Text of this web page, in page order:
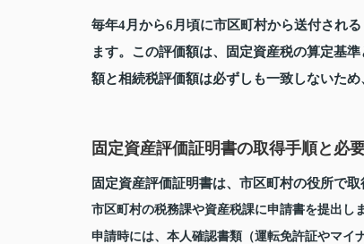
毎年4月から6月頃に市区町村から送付され
ます。この評価額は、固定資産税の算定基
額と相続税評価額は必ずしも一致しないため
固定資産評価証明書の取得手順と必
固定資産評価証明書は、市区町村の役所で
市区町村の税務課や資産税課に申請書を提出しま
申請時には、本人確認書類（運転免許証やマイ